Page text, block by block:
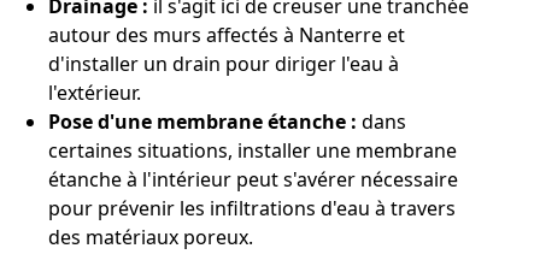
Drainage : il s'agit ici de creuser une tranchée
autour des murs affectés à Nanterre et
d'installer un drain pour diriger l'eau à
l'extérieur.
Pose d'une membrane étanche : dans
certaines situations, installer une membrane
étanche à l'intérieur peut s'avérer nécessaire
pour prévenir les infiltrations d'eau à travers
des matériaux poreux.